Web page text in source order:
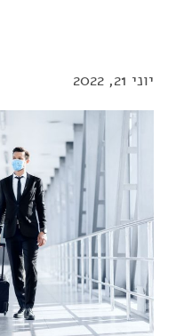
יוני 21, 2022